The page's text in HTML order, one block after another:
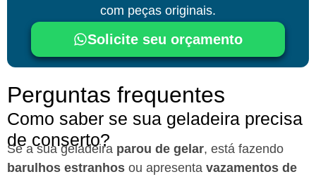
com peças originais.
Solicite seu orçamento
Perguntas frequentes
Como saber se sua geladeira precisa
de conserto?
Se a sua geladeira parou de gelar, está fazendo
barulhos estranhos ou apresenta vazamentos de